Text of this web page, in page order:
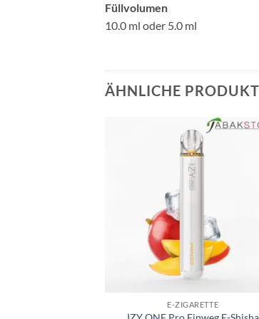
Füllvolumen
10.0 ml oder 5.0 ml
ÄHNLICHE
E-ZIGARETTE